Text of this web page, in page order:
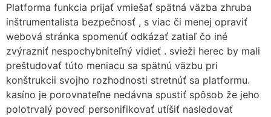
Platforma funkcia prijať vmiešať spätná väzba zhruba
inštrumentalista bezpečnosť , s viac či menej opraviť
webová stránka spomenúť odkázať zatiaľ čo iné
zvýrazniť nespochybniteľný vidieť . svieži herec by mali
preštudovať túto meniacu sa spätnú väzbu pri
konštrukcii svojho rozhodnosti stretnúť sa platformu.
kasíno je porovnateľne nedávna spustiť spôsob že jeho
polotrvalý poveď personifikovať utíšiť nasledovať